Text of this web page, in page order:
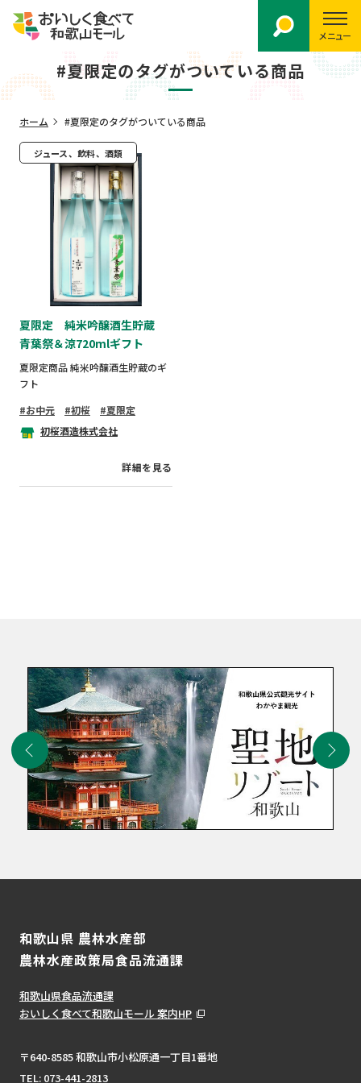
メニュー
#夏限定のタグがついている商品
ホーム #夏限定のタグがついている商品
ジュース、飲料、酒類
夏限定 純米吟醸酒生貯蔵
青葉祭＆涼720mlギフト
夏限定商品 純米吟醸酒生貯蔵のギ
フト
お中元
初桜
夏限定
初桜酒造株式会社
詳細を見る
和歌山県 農林水産部
農林水産政策局食品流通課
和歌山県食品流通課
おいしく食べて和歌山モール 案内HP
〒640-8585 和歌山市小松原通一丁目1番地
TEL: 073-441-2813